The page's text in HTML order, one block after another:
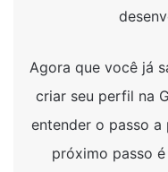
Agora que você já
criar seu perfil na
entender o passo
próximo passo